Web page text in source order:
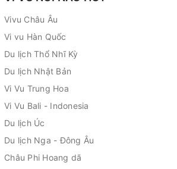
Vivu Châu Âu
Vi vu Hàn Quốc
Du lịch Thổ Nhĩ Kỳ
Du lịch Nhật Bản
Vi Vu Trung Hoa
Vi Vu Bali - Indonesia
Du lịch Úc
Du lịch Nga - Đông Âu
Châu Phi Hoang dã